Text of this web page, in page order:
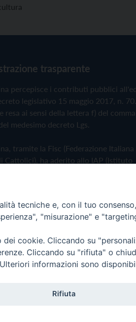
trasparente
percepisce i contributi pubblici
legislativo 15 maggio 2017, n. 70.
resa ai sensi della lettera f) del
medesimo decreto Lgs.
tramite la Fisc (Federazione Italiana
Cattolici), ha aderito allo IAP (Istituto
Cookie Policy
tecniche e, con il tuo
"misurazione" e
cookie. Cliccando su
Cliccando su "rifiuta" o
informazioni sono
Rifiuta